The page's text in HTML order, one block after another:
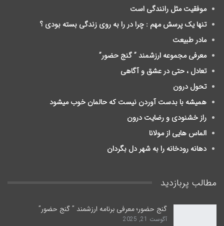
موفقیت مثل رانندگی است
تنها یک پرسش مهم : چرا در را به روی زندگی بسته بودی ؟
مادر طبیعت
معرفی مجموعه ارزشمند ” گنج حضور”
تعادل ، حتی در عشق و آگاهی
تحول درون
ﻫﻤﯿﺸﻪ ﺑﺎ ﺑﺪﺳﺖ ﺁﻭﺭﺩﻥ ﻧﯿﺴﺖ ﮐﻪ ﺣﺎلمان ﺧﻮﺏ ﻣﯿﺸﻮﺩ
راز خشنودی و رضایت درون
الماس هایی از مولانا
دهانه رودخانه را به شهر دل بگردان
مطالب پربازدید
گنج حضور؛ معرفی برنامه ارزشمند ” گنج حضور”
آگوست 21, 2025